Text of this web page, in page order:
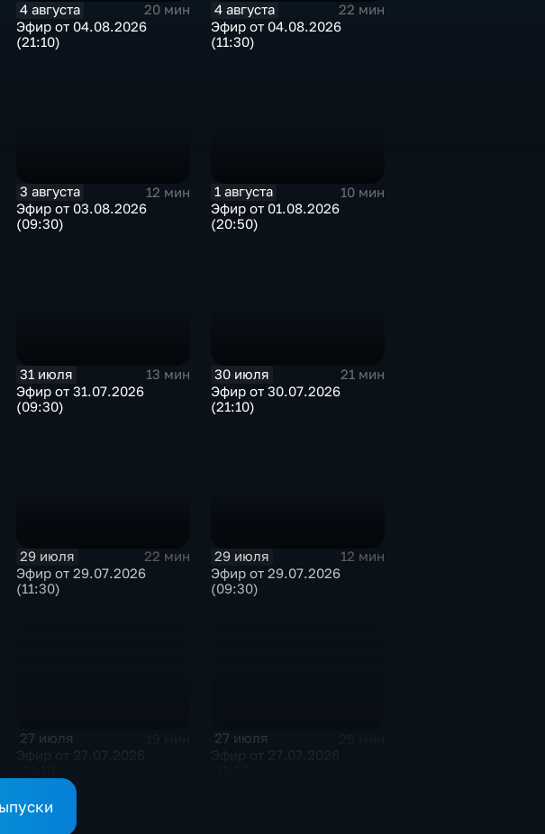
4 августа
20 мин
Эфир от 04.08.2026
(21:10)
4 августа
22 мин
Эфир от 04.08.2026
(11:30)
3 августа
12 мин
Эфир от 03.08.2026
(09:30)
1 августа
10 мин
Эфир от 01.08.2026
(20:50)
31 июля
13 мин
Эфир от 31.07.2026
(09:30)
30 июля
21 мин
Эфир от 30.07.2026
(21:10)
29 июля
22 мин
Эфир от 29.07.2026
(11:30)
29 июля
12 мин
Эфир от 29.07.2026
(09:30)
27 июля 27 июля